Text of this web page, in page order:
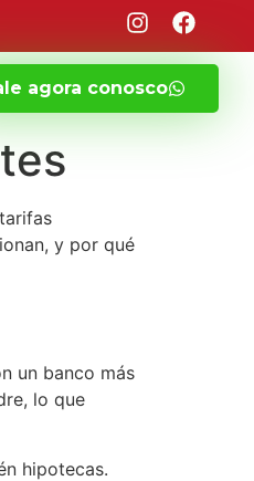
agora conosco
y por qué
un banco más
lo que
hipotecas.